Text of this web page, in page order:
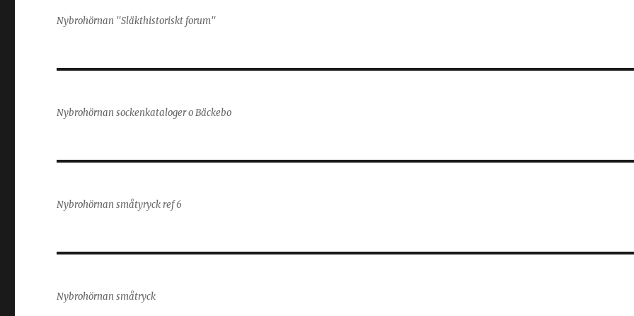
Nybrohörnan "Släkthistoriskt forum"
Nybrohörnan sockenkataloger o Bäckebo
Nybrohörnan småtyryck ref 6
Nybrohörnan småtryck